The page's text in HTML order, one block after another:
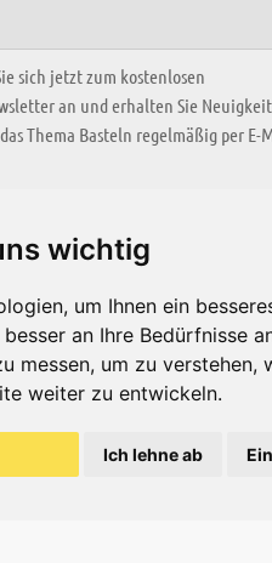
wichtig
um Ihnen ein
an Ihre Bedürfnisse
messen, um zu verstehen,
weiter zu entwickeln.
Ich lehne ab
sich jetzt zum kostenlosen
an und erhalten Sie
Thema Basteln regelmäßig per E-
ZONE